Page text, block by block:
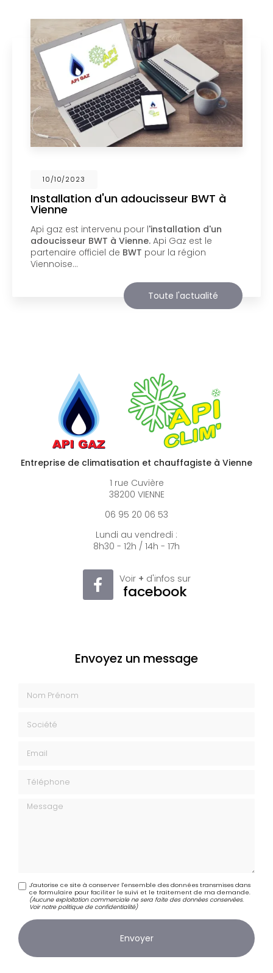
02/10/2023
Nouveau support de communication
web
Api Gaz à Viennevous présente son nouveau
support de communication web réalisé par la
sociétéBIIM COM . Vous souhaitant une
agréable visite, si vous avez besoin…
Toute l'actualité
Entreprise de climatisation et chauffagiste à Vienne
1 rue Cuvière
38200 VIENNE
06 95 20 06 53
Lundi au vendredi :
8h30 - 12h / 14h - 17h
Voir + d'infos sur
facebook
Envoyez un message
Message
J'autorise ce site à conserver l'ensemble des données transmises dans
ce formulaire pour faciliter le suivi et le traitement de ma demande.
(Aucune exploitation commerciale ne sera faite des données conservées.
Voir notrepolitique de confidentialité)